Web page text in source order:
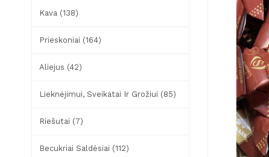
Kava (138)
Prieskoniai (164)
Aliejus (42)
Lieknėjimui, Sveikatai Ir Grožiui (85)
Riešutai (7)
Becukriai Saldėsiai (112)